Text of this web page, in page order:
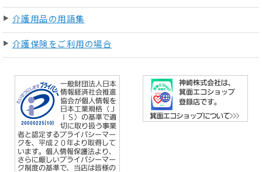
介護用品の用語集
介護保険をご利用の場合